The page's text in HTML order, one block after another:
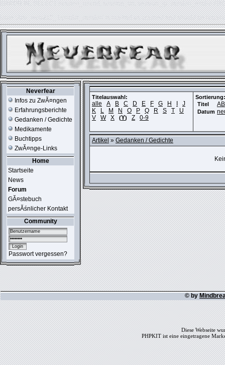
ERROR IN:SELECT session_userid, session_url, session_ip, session_expire
table './usr_web212_1/phpkit_session' is marked as crashed and should be
Neverfear
Infos zu ZwĂ¤ngen
Erfahrungsberichte
Gedanken / Gedichte
Medikamente
Buchtipps
ZwĂ¤nge-Links
Home
Startseite
News
Forum
GĂ¤stebuch
persĂśnlicher Kontakt
Community
Passwort vergessen?
Titelauswahl:
alle A B C D E F G H
J
K
L M N O P Q R S T
U
V
W X (Y) Z 0-9
Sortierung:
Titel
Datum
Artikel » Gedanken / Gedichte
© by
Diese Webseite
PHPKIT ist eine eingetragene